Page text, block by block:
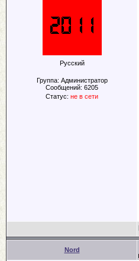
Русский
Группа: Администратор
Сообщений: 6205
Статус: не в сети
Nord